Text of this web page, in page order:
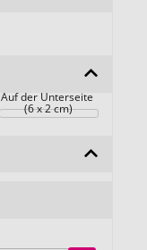
Auf der Unterseite
(6 x 2 cm)